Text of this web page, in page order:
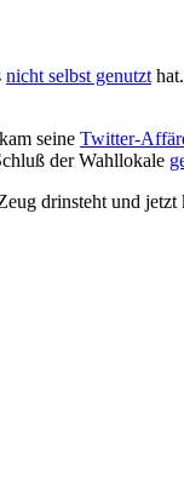
nicht selbst genutzt
seine Twitter-
der Wahllokale
drinsteht und jetzt